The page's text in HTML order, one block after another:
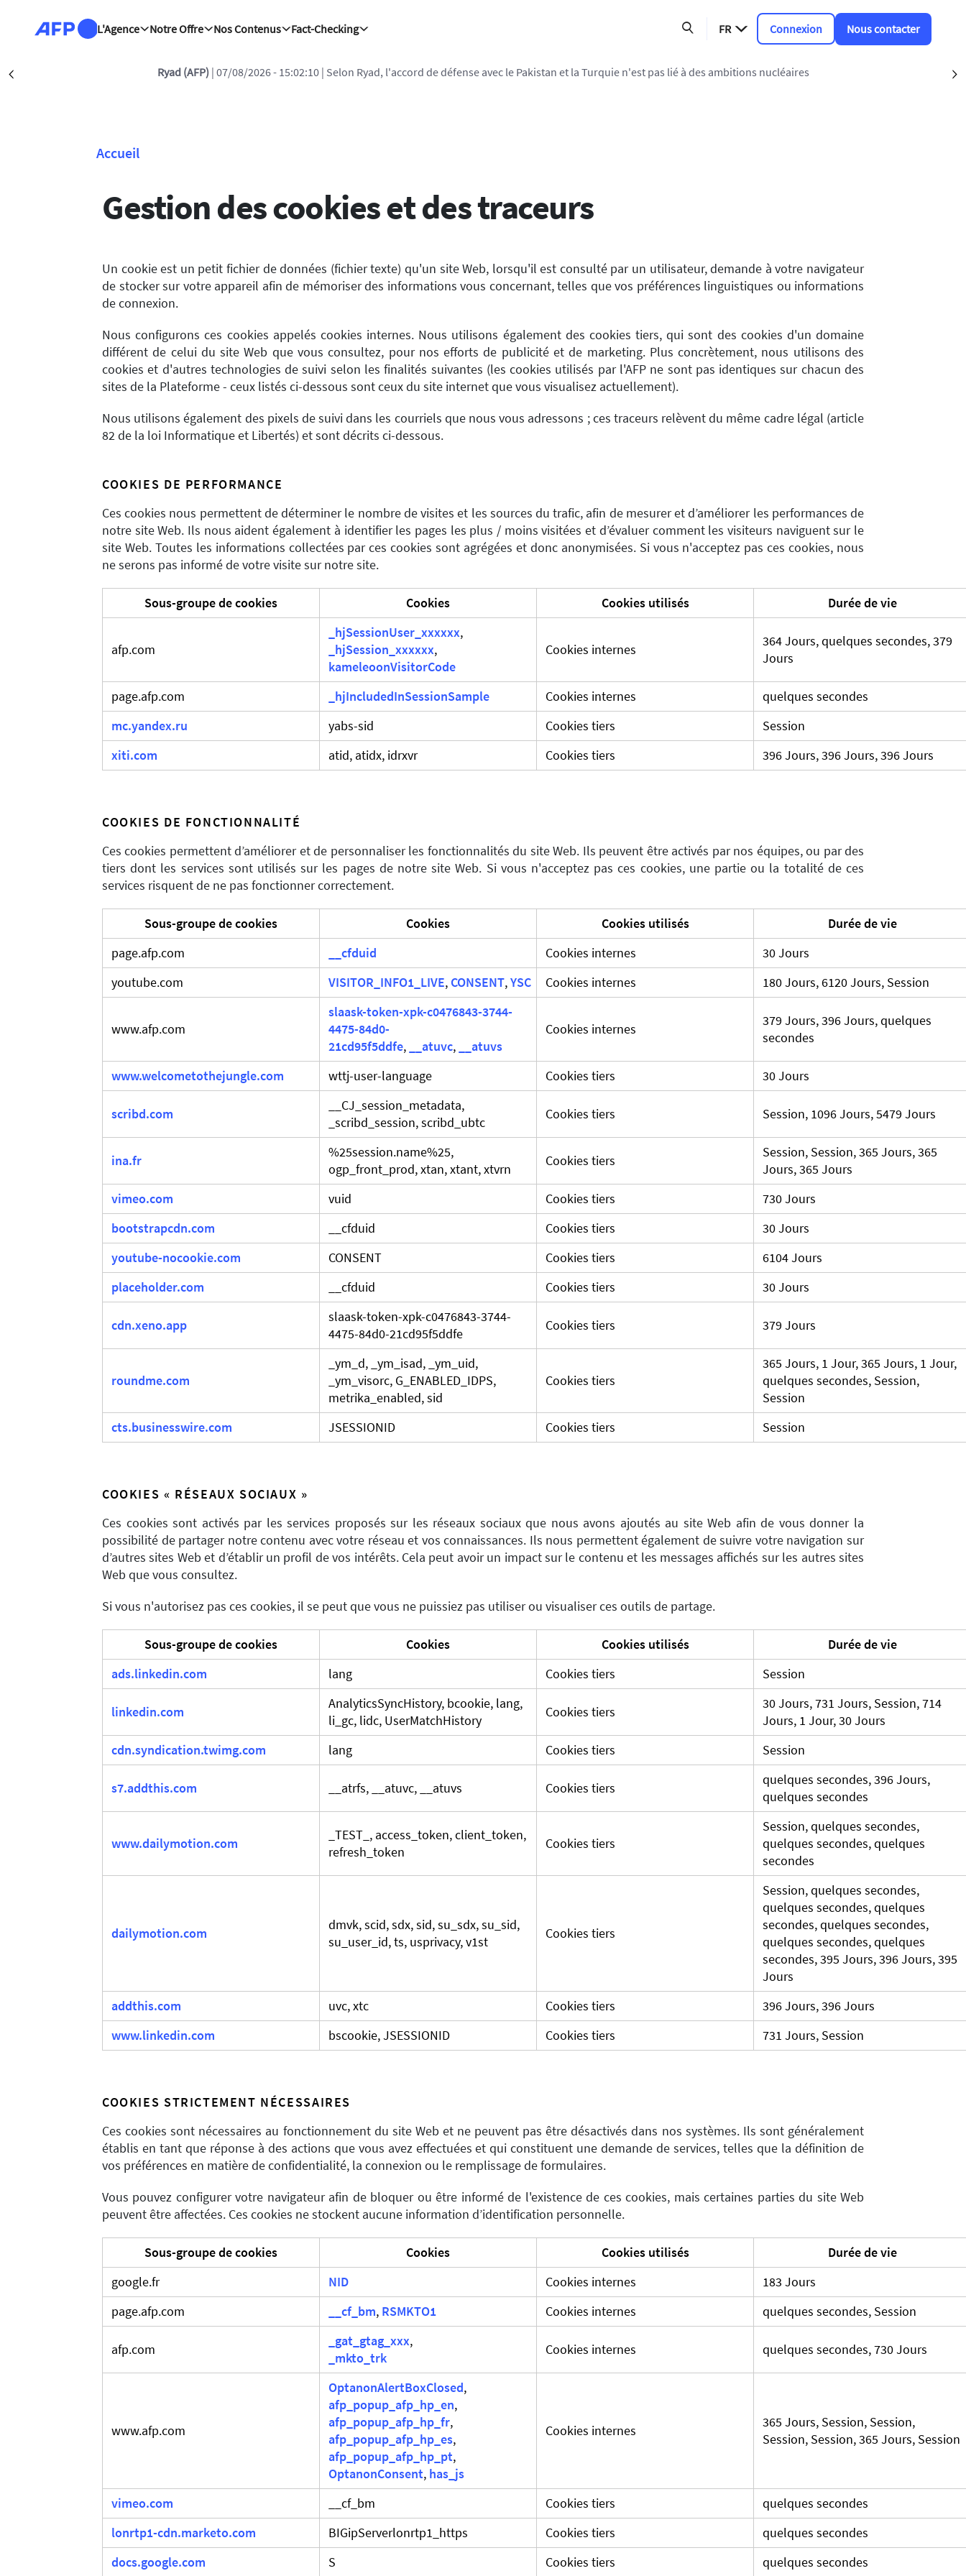
L'Agence
Notre Offre Nos Contenus Fact-Checking FR Connexion Nous contacter
Ryad (AFP) | 07/08/2026 - 15:02:10 | Selon Ryad, l'accord de défense avec le Pakistan et la Turquie n'est pas lié à des ambitions nucléaires
Fil d'Ariane
Accueil
Gestion des cookies et des traceurs
Un cookie est un petit fichier de données (fichier texte) qu'un site Web, lorsqu'il est consulté par un utilisateur, demande à votre navigateur
de stocker sur votre appareil afin de mémoriser des informations vous concernant, telles que vos préférences linguistiques ou informations
de connexion.
Nous configurons ces cookies appelés cookies internes. Nous utilisons également des cookies tiers, qui sont des cookies d'un domaine
différent de celui du site Web que vous consultez, pour nos efforts de publicité et de marketing. Plus concrètement, nous utilisons des
cookies et d'autres technologies de suivi selon les finalités suivantes (les cookies utilisés par l'AFP ne sont pas identiques sur chacun des
sites de la Plateforme - ceux listés ci-dessous sont ceux du site internet que vous visualisez actuellement).
Nous utilisons également des pixels de suivi dans les courriels que nous vous adressons ; ces traceurs relèvent du même cadre légal (article
82 de la loi Informatique et Libertés) et sont décrits ci-dessous.
COOKIES DE PERFORMANCE
Ces cookies nous permettent de déterminer le nombre de visites et les sources du trafic, afin de mesurer et d’améliorer les performances de
notre site Web. Ils nous aident également à identifier les pages les plus / moins visitées et d’évaluer comment les visiteurs naviguent sur le
site Web. Toutes les informations collectées par ces cookies sont agrégées et donc anonymisées. Si vous n'acceptez pas ces cookies, nous
ne serons pas informé de votre visite sur notre site.
Sous-groupe de cookies Cookies Cookies utilisés Durée de vie
afp.com
_hjSessionUser_xxxxxx,
_hjSession_xxxxxx,
kameleoonVisitorCode
Cookies internes
364 Jours, quelques secondes, 379
Jours
page.afp.com _hjIncludedInSessionSample Cookies internes
quelques secondes
mc.yandex.ru
yabs-sid Cookies tiers
Session
xiti.com
atid, atidx, idrxvr Cookies tiers 396 Jours, 396 Jours, 396 Jours
COOKIES DE FONCTIONNALITÉ
Ces cookies permettent d’améliorer et de personnaliser les fonctionnalités du site Web. Ils peuvent être activés par nos équipes, ou par des
tiers dont les services sont utilisés sur les pages de notre site Web. Si vous n'acceptez pas ces cookies, une partie ou la totalité de ces
services risquent de ne pas fonctionner correctement.
Sous-groupe de cookies Cookies Cookies utilisés
Durée de vie
page.afp.com
__cfduid Cookies internes
30 Jours
youtube.com
VISITOR_INFO1_LIVE, CONSENT,YSC Cookies internes 180 Jours, 6120 Jours, Session
www.afp.com
slaask-token-xpk-c0476843-3744-
4475-84d0-
21cd95f5ddfe, __atuvc, __atuvs
Cookies internes
379 Jours, 396 Jours, quelques
secondes
www.welcometothejungle.com wttj-user-language Cookies tiers 30 Jours
scribd.com
__CJ_session_metadata,
_scribd_session, scribd_ubtc
Cookies tiers Session, 1096 Jours, 5479 Jours
ina.fr
%25session.name%25,
ogp_front_prod, xtan, xtant, xtvrn
Cookies tiers
Session, Session, 365 Jours, 365
Jours, 365 Jours
vimeo.com
vuid Cookies tiers
730 Jours
bootstrapcdn.com
__cfduid Cookies tiers
30 Jours
youtube-nocookie.com
CONSENT Cookies tiers
6104 Jours
placeholder.com
__cfduid Cookies tiers 30 Jours
cdn.xeno.app
slaask-token-xpk-c0476843-3744-
4475-84d0-21cd95f5ddfe
Cookies tiers 379 Jours
roundme.com
_ym_d, _ym_isad, _ym_uid,
_ym_visorc, G_ENABLED_IDPS,
metrika_enabled, sid
Cookies tiers
365 Jours, 1 Jour, 365 Jours, 1 Jour,
quelques secondes, Session,
Session
cts.businesswire.com
JSESSIONID Cookies tiers Session
COOKIES « RÉSEAUX SOCIAUX »
Ces cookies sont activés par les services proposés sur les réseaux sociaux que nous avons ajoutés au site Web afin de vous donner la
possibilité de partager notre contenu avec votre réseau et vos connaissances. Ils nous permettent également de suivre votre navigation sur
d’autres sites Web et d’établir un profil de vos intérêts. Cela peut avoir un impact sur le contenu et les messages affichés sur les autres sites
Web que vous consultez.
Si vous n'autorisez pas ces cookies, il se peut que vous ne puissiez pas utiliser ou visualiser ces outils de partage.
Sous-groupe de cookies Cookies Cookies utilisés
Durée de vie
ads.linkedin.com
lang Cookies tiers Session
linkedin.com
AnalyticsSyncHistory, bcookie, lang,
li_gc, lidc, UserMatchHistory
Cookies tiers
30 Jours, 731 Jours, Session, 714
Jours, 1 Jour, 30 Jours
cdn.syndication.twimg.com
lang Cookies tiers Session
s7.addthis.com __atrfs, __atuvc, __atuvs Cookies tiers
quelques secondes, 396 Jours,
quelques secondes
www.dailymotion.com
_TEST_, access_token, client_token,
refresh_token
Cookies tiers
Session, quelques secondes,
quelques secondes, quelques
secondes
dailymotion.com
dmvk, scid, sdx, sid, su_sdx, su_sid,
su_user_id, ts, usprivacy, v1st
Cookies tiers
Session, quelques secondes,
quelques secondes, quelques
secondes, quelques secondes,
quelques secondes, quelques
secondes, 395 Jours, 396 Jours, 395
Jours
addthis.com
uvc, xtc Cookies tiers
396 Jours, 396 Jours
www.linkedin.com
bscookie, JSESSIONID Cookies tiers 731 Jours, Session
COOKIES STRICTEMENT NÉCESSAIRES
Ces cookies sont nécessaires au fonctionnement du site Web et ne peuvent pas être désactivés dans nos systèmes. Ils sont généralement
établis en tant que réponse à des actions que vous avez effectuées et qui constituent une demande de services, telles que la définition de
vos préférences en matière de confidentialité, la connexion ou le remplissage de formulaires.
Vous pouvez configurer votre navigateur afin de bloquer ou être informé de l'existence de ces cookies, mais certaines parties du site Web
peuvent être affectées. Ces cookies ne stockent aucune information d’identification personnelle.
Sous-groupe de cookies Cookies Cookies utilisés
Durée de vie
google.fr
NID Cookies internes
183 Jours
page.afp.com
__cf_bm, RSMKTO1 Cookies internes quelques secondes, Session
afp.com
_gat_gtag_xxx,
_mkto_trk
Cookies internes quelques secondes, 730 Jours
www.afp.com
OptanonAlertBoxClosed,
afp_popup_afp_hp_en,
afp_popup_afp_hp_fr,
afp_popup_afp_hp_es,
afp_popup_afp_hp_pt,
OptanonConsent, has_js
Cookies internes
365 Jours, Session, Session,
Session, Session, 365 Jours, Session
vimeo.com __cf_bm Cookies tiers
quelques secondes
lonrtp1-cdn.marketo.com
BIGipServerlonrtp1_https Cookies tiers
quelques secondes
docs.google.com
S Cookies tiers quelques secondes